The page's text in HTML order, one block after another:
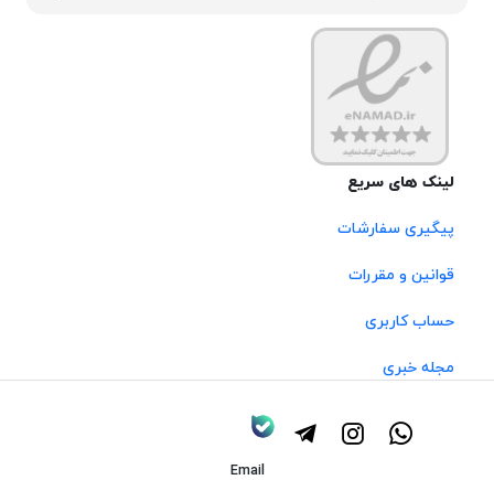
لینک های سریع
پیگیری سفارشات
قوانین و مقررات
حساب کاربری
مجله خبری
Email